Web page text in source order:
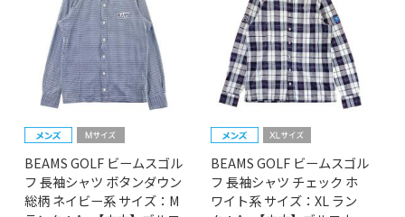
BEAMS GOLF ビームスゴル
フ 長袖シャツ ボタンダウン
総柄 ネイビー系 サイズ：M
BEAMS GOLF ビームスゴル
フ 長袖シャツ チェック ホ
ワイト系 サイズ：XL ラン